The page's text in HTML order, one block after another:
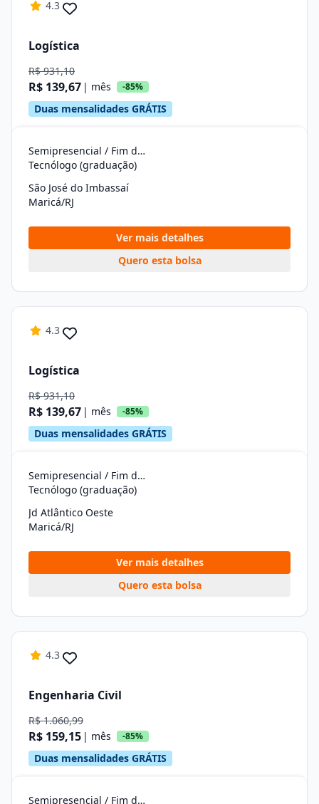
4.3
Logística
R$ 931,10
R$ 139,67 | mês -85%
Duas mensalidades GRÁTIS
Semipresencial / Fim de Semana
Tecnólogo (graduação)
São José do Imbassaí
Maricá/RJ
Ver mais detalhes
Quero esta bolsa
4.3
Logística
R$ 931,10
R$ 139,67 | mês -85%
Duas mensalidades GRÁTIS
Semipresencial / Fim de Semana
Tecnólogo (graduação)
Jd Atlântico Oeste
Maricá/RJ
Ver mais detalhes
Quero esta bolsa
4.3
Engenharia Civil
R$ 1.060,99
R$ 159,15 | mês -85%
Duas mensalidades GRÁTIS
Semipresencial / Fim de Semana